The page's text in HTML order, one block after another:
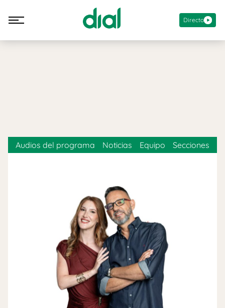
Directo
Audios del programa Noticias Equipo Secciones